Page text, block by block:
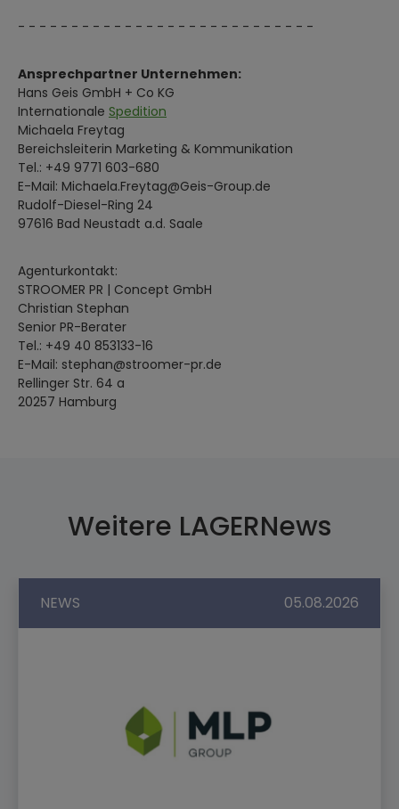
- - - - - - - - - - - - - - - - - - - - - - - - - - - -
Ansprechpartner Unternehmen:
Hans Geis GmbH + Co KG
Internationale Spedition
Michaela Freytag
Bereichsleiterin Marketing & Kommunikation
Tel.: +49 9771 603-680
E-Mail: Michaela.Freytag@Geis-Group.de
Rudolf-Diesel-Ring 24
97616 Bad Neustadt a.d. Saale
Agenturkontakt:
STROOMER PR | Concept GmbH
Christian Stephan
Senior PR-Berater
Tel.: +49 40 853133-16
E-Mail: stephan@stroomer-pr.de
Rellinger Str. 64 a
20257 Hamburg
Weitere LAGERNews
NEWS 05.08.2026